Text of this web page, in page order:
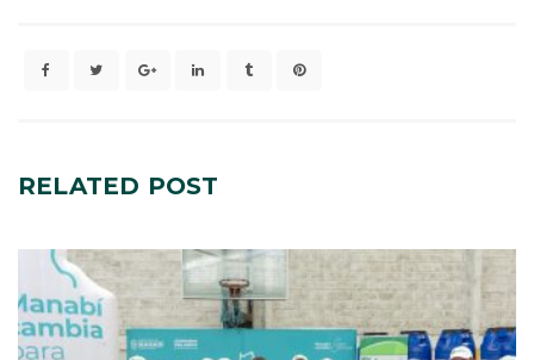
RELATED POST